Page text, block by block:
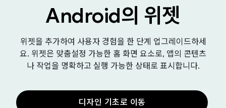
Android의 위젯
위젯을 추가하여 사용자 경험을 한 단계 업그레이드하세
요. 위젯은 맞춤설정 가능한 홈 화면 요소로, 앱의 콘텐츠
나 작업을 명확하고 실행 가능한 상태로 표시합니다.
디자인 기초로 이동